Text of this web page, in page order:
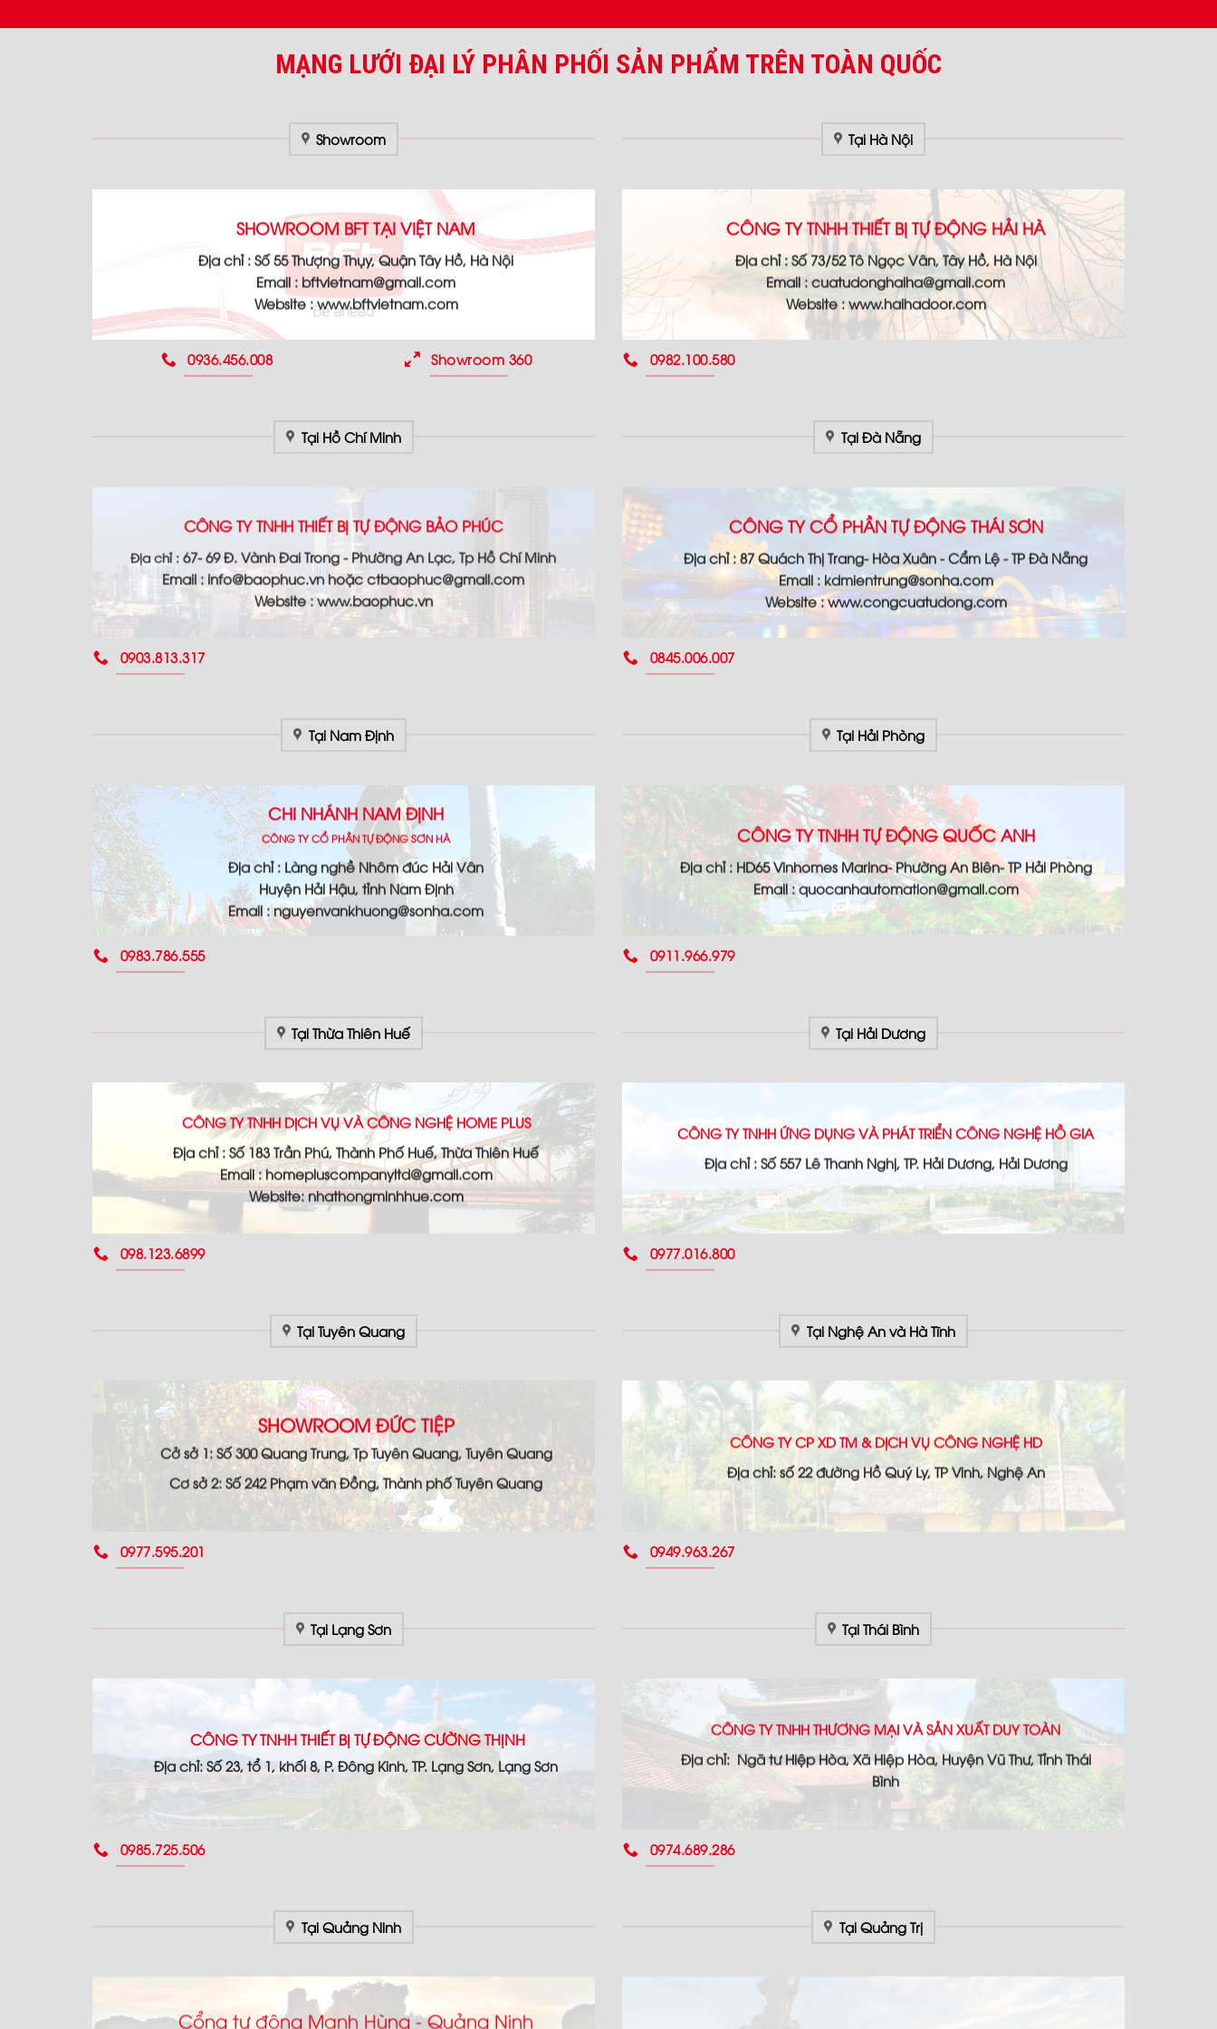
MẠNG LƯỚI ĐẠI LÝ PHÂN PHỐI SẢN PHẨM TRÊN TOÀN QUỐC
Showroom
SHOWROOM BFT TẠI VIỆT NAM
Địa chỉ :Số 55 Thượng Thụy, Quận Tây Hồ, Hà Nội
Email : bftvietnam@gmail.com
Website :www.bftvietnam.com
0936.456.008 Showroom 360
Tại Hồ Chí Minh
CÔNG TY TNHH THIẾT BỊ TỰ ĐỘNG BẢO PHÚC
Địa chỉ :67- 69 Đ. Vành Đai Trong - Phường An Lạc, Tp Hồ Chí Minh
Email : info@baophuc.vn hoặc ctbaophuc@gmail.com
Website : www.baophuc.vn
0903.813.317
Tại Nam Định
CHI NHÁNH NAM ĐỊNH
CÔNG TY CỔ PHẦN TỰ ĐỘNG SƠN HÀ
Địa chỉ : Làng nghề Nhôm đúc Hải Vân
Huyện Hải Hậu, tỉnh Nam Định
Email : nguyenvankhuong@sonha.com
0983.786.555
Tại Thừa Thiên Huế
CÔNG TY TNHH DỊCH VỤ VÀ CÔNG NGHỆ HOME PLUS
Địa chỉ : Số 183 Trần Phú, Thành Phố Huế, Thừa Thiên Huế
Email : homepluscompanyltd@gmail.com
Website: nhathongminhhue.com
098.123.6899
Tại Tuyên Quang
SHOWROOM ĐỨC TIỆP
Cở sở 1: Số 300 Quang Trung, Tp Tuyên Quang, Tuyên Quang
Cơ sở 2: Số 242 Phạm văn Đồng, Thành phố Tuyên Quang
0977.595.201
Tại Lạng Sơn
CÔNG TY TNHH THIẾT BỊ TỰ ĐỘNG CƯỜNG THỊNH
Địa chỉ: Số 23, tổ 1, khối 8, P. Đông Kinh, TP. Lạng Sơn, Lạng Sơn
0985.725.506
Tại Quảng Ninh
Cổng tự động Mạnh Hùng - Quảng Ninh
Tại Hà Nội
CÔNG TY TNHH THIẾT BỊ TỰ ĐỘNG HẢI HÀ
Địa chỉ :Số 73/52 Tô Ngọc Vân, Tây Hồ, Hà Nội
Email : cuatudonghaiha@gmail.com
Website : www.haihadoor.com
0982.100.580
Tại Đà Nẵng
CÔNG TY CỔ PHẦN TỰ ĐỘNG THÁI SƠN
Địa chỉ : 87 Quách Thị Trang- Hòa Xuân - Cẩm Lệ - TP Đà Nẵng
Email : kdmientrung@sonha.com
Website : www.congcuatudong.com
0845.006.007
Tại Hải Phòng
CÔNG TY TNHH TỰ ĐỘNG QUỐC ANH
Địa chỉ : HD65 Vinhomes Marina- Phường An Biên- TP Hải Phòng
Email : quocanhautomation@gmail.com
0911.966.979
Tại Hải Dương
CÔNG TY TNHH ỨNG DỤNG VÀ PHÁT TRIỂN CÔNG NGHỆ HỒ GIA
Địa chỉ : Số 557 Lê Thanh Nghị, TP. Hải Dương, Hải Dương
0977.016.800
Tại Nghệ An và Hà Tĩnh
CÔNG TY CP XD TM & DỊCH VỤ CÔNG NGHỆ HD
Địa chỉ: số 22 đường Hồ Quý Ly, TP Vinh, Nghệ An
0949.963.267
Tại Thái Bình
CÔNG TY TNHH THƯƠNG MẠI VÀ SẢN XUẤT DUY TOÀN
Địa chỉ: Ngã tư Hiệp Hòa, Xã Hiệp Hòa, Huyện Vũ Thư, Tỉnh Thái
Bình
0974.689.286
Tại Quảng Trị